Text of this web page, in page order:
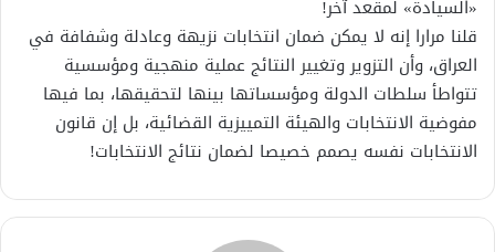
«السيادة» لمقعد آخر!
قلنا مرارا إنه لا يمكن ضمان انتخابات نزيهة وعادلة وشفافة في
العراق، وأن التزوير وتغيير النتائج عملية منهجية ومؤسسية
تتواطأ سلطات الدولة ومؤسساتها بينها لتحقيقها، بما فيها
مفوضية الانتخابات والهيئة التمييزية القضائية، بل إن قانون
الانتخابات نفسه يصمم خصيصا لضمان نتائج الانتخابات!